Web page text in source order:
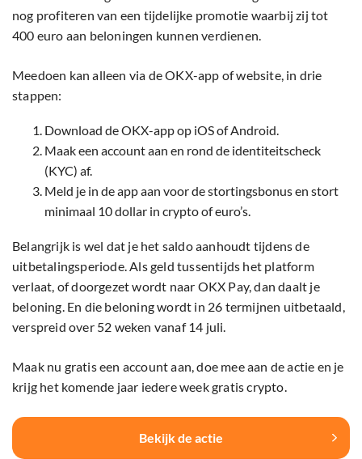
nog profiteren van een tijdelijke promotie waarbij zij tot
400 euro aan beloningen kunnen verdienen.
Meedoen kan alleen via de OKX-app of website, in drie
stappen:
Download de OKX-app op iOS of Android.
Maak een account aan en rond de identiteitscheck
(KYC) af.
Meld je in de app aan voor de stortingsbonus en stort
minimaal 10 dollar in crypto of euro’s.
Belangrijk is wel dat je het saldo aanhoudt tijdens de
uitbetalingsperiode. Als geld tussentijds het platform
verlaat, of doorgezet wordt naar OKX Pay, dan daalt je
beloning. En die beloning wordt in 26 termijnen uitbetaald,
verspreid over 52 weken vanaf 14 juli.
Maak nu gratis een account aan, doe mee aan de actie en je
krijg het komende jaar iedere week gratis crypto.
Bekijk de actie